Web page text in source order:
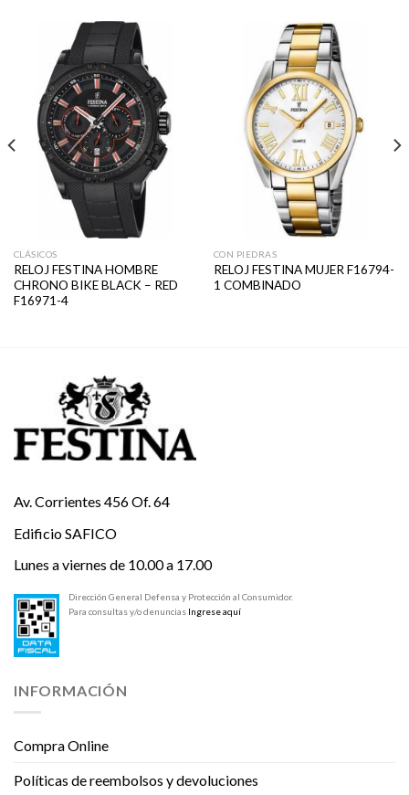
CLÁSICOS
RELOJ FESTINA HOMBRE
CHRONO BIKE BLACK – RED
F16971-4
CON PIEDRAS
RELOJ FESTINA MUJER F16794-
1 COMBINADO
Av. Corrientes 456 Of. 64
Edificio SAFICO
Lunes a viernes de 10.00 a 17.00
Dirección General Defensa y Protección al Consumidor.
Para consultas y/o denuncias Ingrese aquí
INFORMACIÓN
Compra Online
Políticas de reembolsos y devoluciones